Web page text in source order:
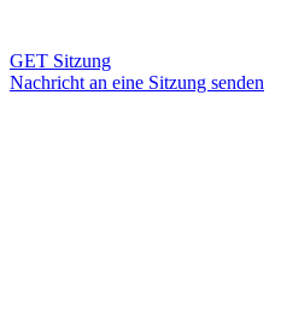
GET Sitzung
Nachricht an eine Sitzung senden